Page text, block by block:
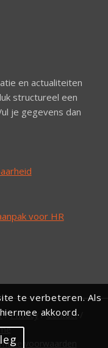
en actualiteiten
structureel een
je gegevens dan
voor HR
/Privacy /Contact/
voorwaarden
te verbeteren. Als
akkoord.